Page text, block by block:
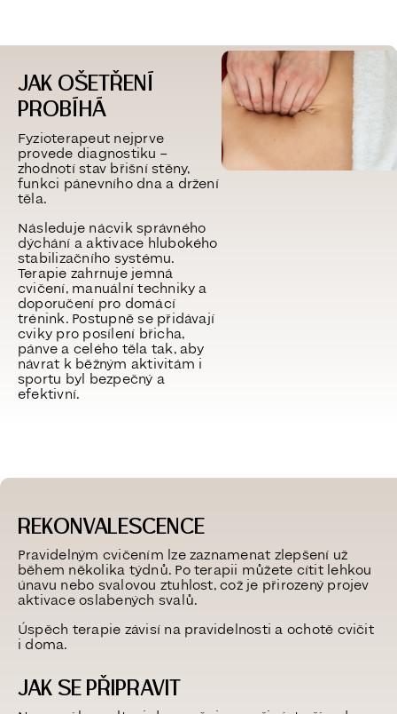
JAK OŠETŘENÍ
PROBÍHÁ
Fyzioterapeut nejprve
provede diagnostiku –
zhodnotí stav břišní stěny,
funkci pánevního dna a držení
těla.
Následuje nácvik správného
dýchání a aktivace hlubokého
stabilizačního systému.
Terapie zahrnuje jemná
cvičení, manuální techniky a
doporučení pro domácí
trénink. Postupně se přidávají
cviky pro posílení břicha,
pánve a celého těla tak, aby
návrat k běžným aktivitám i
sportu byl bezpečný a
efektivní.
REKONVALESCENCE
Pravidelným cvičením lze zaznamenat zlepšení už
během několika týdnů. Po terapii můžete cítit lehkou
únavu nebo svalovou ztuhlost, což je přirozený projev
aktivace oslabených svalů.
Úspěch terapie závisí na pravidelnosti a ochotě cvičit
i doma.
JAK SE PŘIPRAVIT